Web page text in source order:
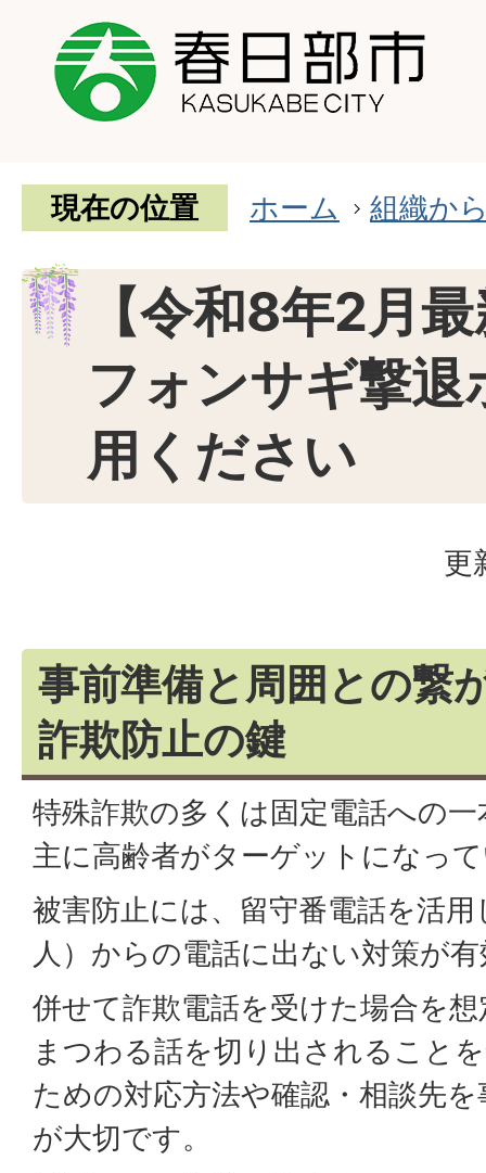
現在の位置 ホーム 組織か
【令和8年2月
フォンサギ撃退
用ください
更
事前準備と周囲との繋
詐欺防止の鍵
特殊詐欺の多くは固定電話への
主に高齢者がターゲットになっ
被害防止には、留守番電話を活
人）からの電話に出ない対策が
併せて詐欺電話を受けた場合を
まつわる話を切り出されること
ための対応方法や確認・相談先
が大切です。